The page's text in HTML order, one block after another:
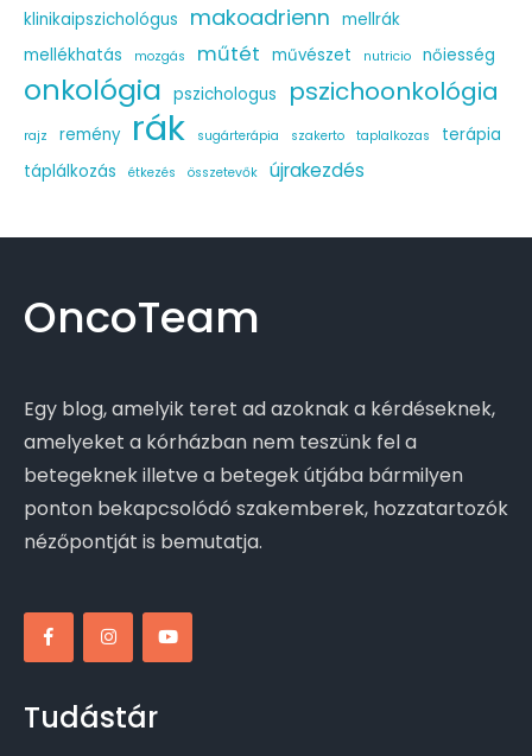
klinikaipszichológus makoadrienn mellrák
mellékhatás
mozgás műtét művészet nutricio nőiesség
onkológia pszichologus pszichoonkológia
rajz remény rák sugárterápia szakerto taplalkozas
terápia
táplálkozás
étkezés összetevők újrakezdés
OncoTeam
Egy blog, amelyik teret ad azoknak a kérdéseknek,
amelyeket a kórházban nem teszünk fel a
betegeknek illetve a betegek útjába bármilyen
ponton bekapcsolódó szakemberek, hozzatartozók
nézőpontját is bemutatja.
Tudástár